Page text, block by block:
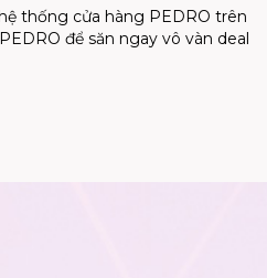
thống cửa hàng PEDRO trên
để săn ngay vô vàn deal